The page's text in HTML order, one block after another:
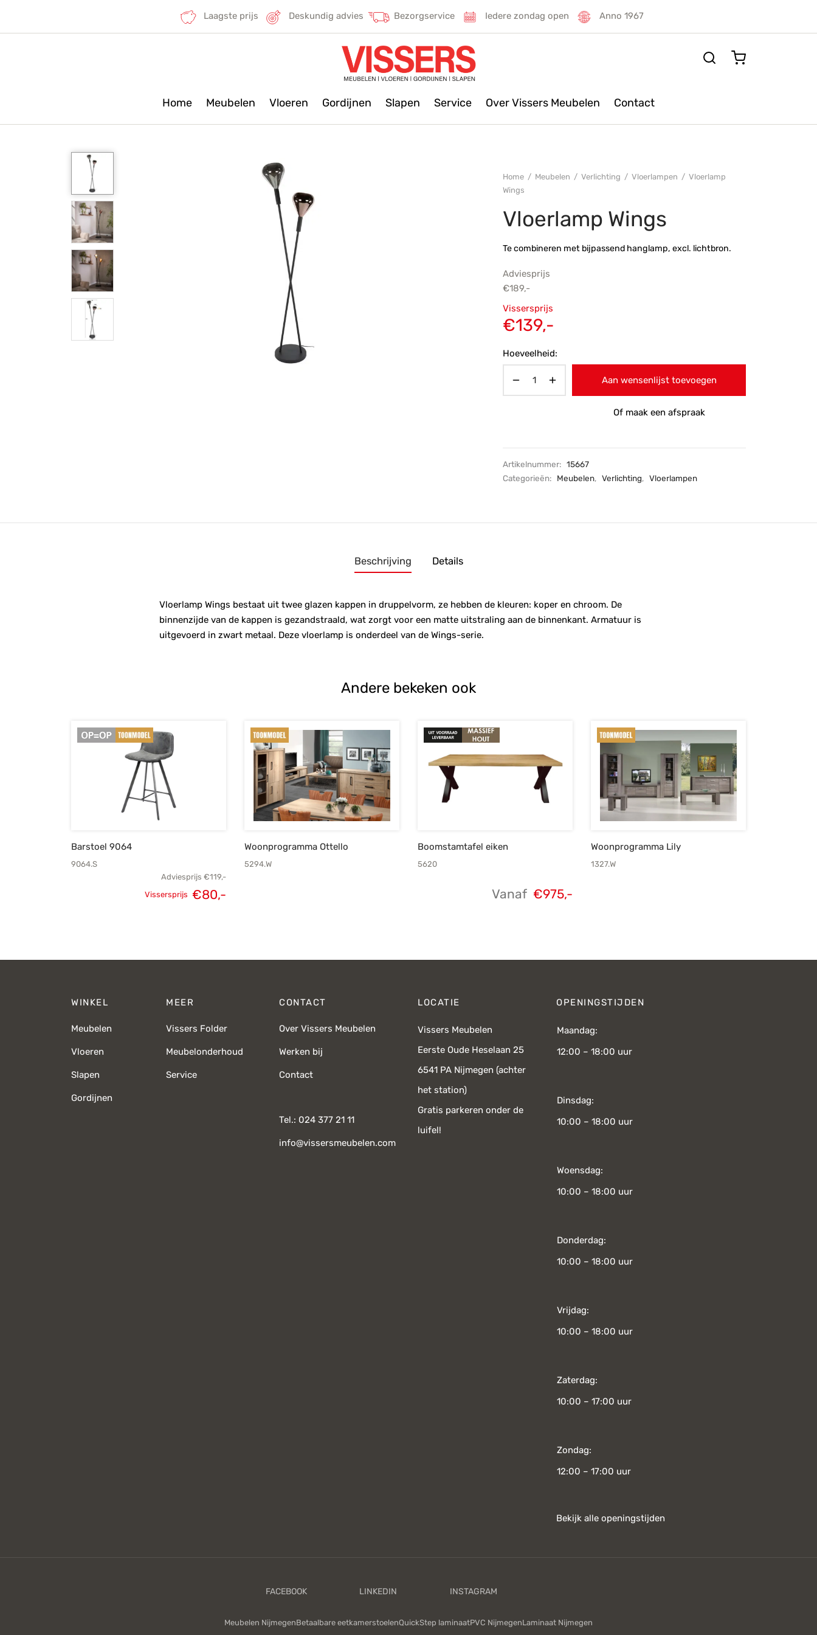
Laagste prijs Deskundig advies Bezorgservice Iedere zondag open Anno 1967
Home Meubelen Vloeren Gordijnen Slapen Service Over Vissers Meubelen Contact
Home / Meubelen / Verlichting / Vloerlampen / Vloerlamp
Wings
Vloerlamp Wings
Te combineren met bijpassend hanglamp, excl. lichtbron.
Adviesprijs
€189,-
Oorspronkelijke
prijs was:
Vissersprijs
€139,-
€139,-.
Hoeveelheid:
Aan wensenlijst toevoegen
Of maak een afspraak
Artikelnummer: 15667
Categorieën:
Meubelen, Verlichting, Vloerlampen
Beschrijving Details
Vloerlamp Wings bestaat uit twee glazen kappen in druppelvorm, ze hebben de kleuren: koper en chroom. De
binnenzijde van de kappen is gezandstraald, wat zorgt voor een matte uitstraling aan de binnenkant. Armatuur is
uitgevoerd in zwart metaal. Deze vloerlamp is onderdeel van de Wings-serie.
Andere bekeken ook
Barstoel 9064
9064.S
Adviesprijs €119,-
Vissersprijs €80,-
Woonprogramma Ottello
5294.W
Boomstamtafel eiken
5620
Vanaf €975,-
Woonprogramma Lily
1327.W
WINKEL
Meubelen
Vloeren
Slapen
Gordijnen
MEER
Vissers Folder
Meubelonderhoud
Service
CONTACT
Over Vissers Meubelen
Werken bij
Contact
Tel.: 024 377 21 11
info@vissersmeubelen.com
LOCATIE
Vissers Meubelen
Eerste Oude Heselaan 25
6541 PA Nijmegen (achter
het station)
Gratis parkeren onder de
luifel!
OPENINGSTIJDEN
Maandag:
12:00 – 18:00 uur
Dinsdag:
10:00 – 18:00 uur
Woensdag:
10:00 – 18:00 uur
Donderdag:
10:00 – 18:00 uur
Vrijdag:
10:00 – 18:00 uur
Zaterdag:
10:00 – 17:00 uur
Zondag:
12:00 – 17:00 uur
Bekijk alle openingstijden
Meubelen NijmegenBetaalbare eetkamerstoelenQuickStep laminaatPVC NijmegenLaminaat Nijmegen